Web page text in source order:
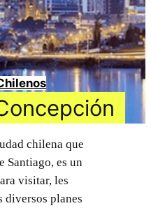
chilena que
Santiago, es un
visitar, les
diversos planes